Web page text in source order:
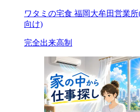
ワタミの宅食 福岡大牟田営業
向け)
完全出来高制